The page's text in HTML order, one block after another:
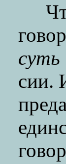
суть
сии.